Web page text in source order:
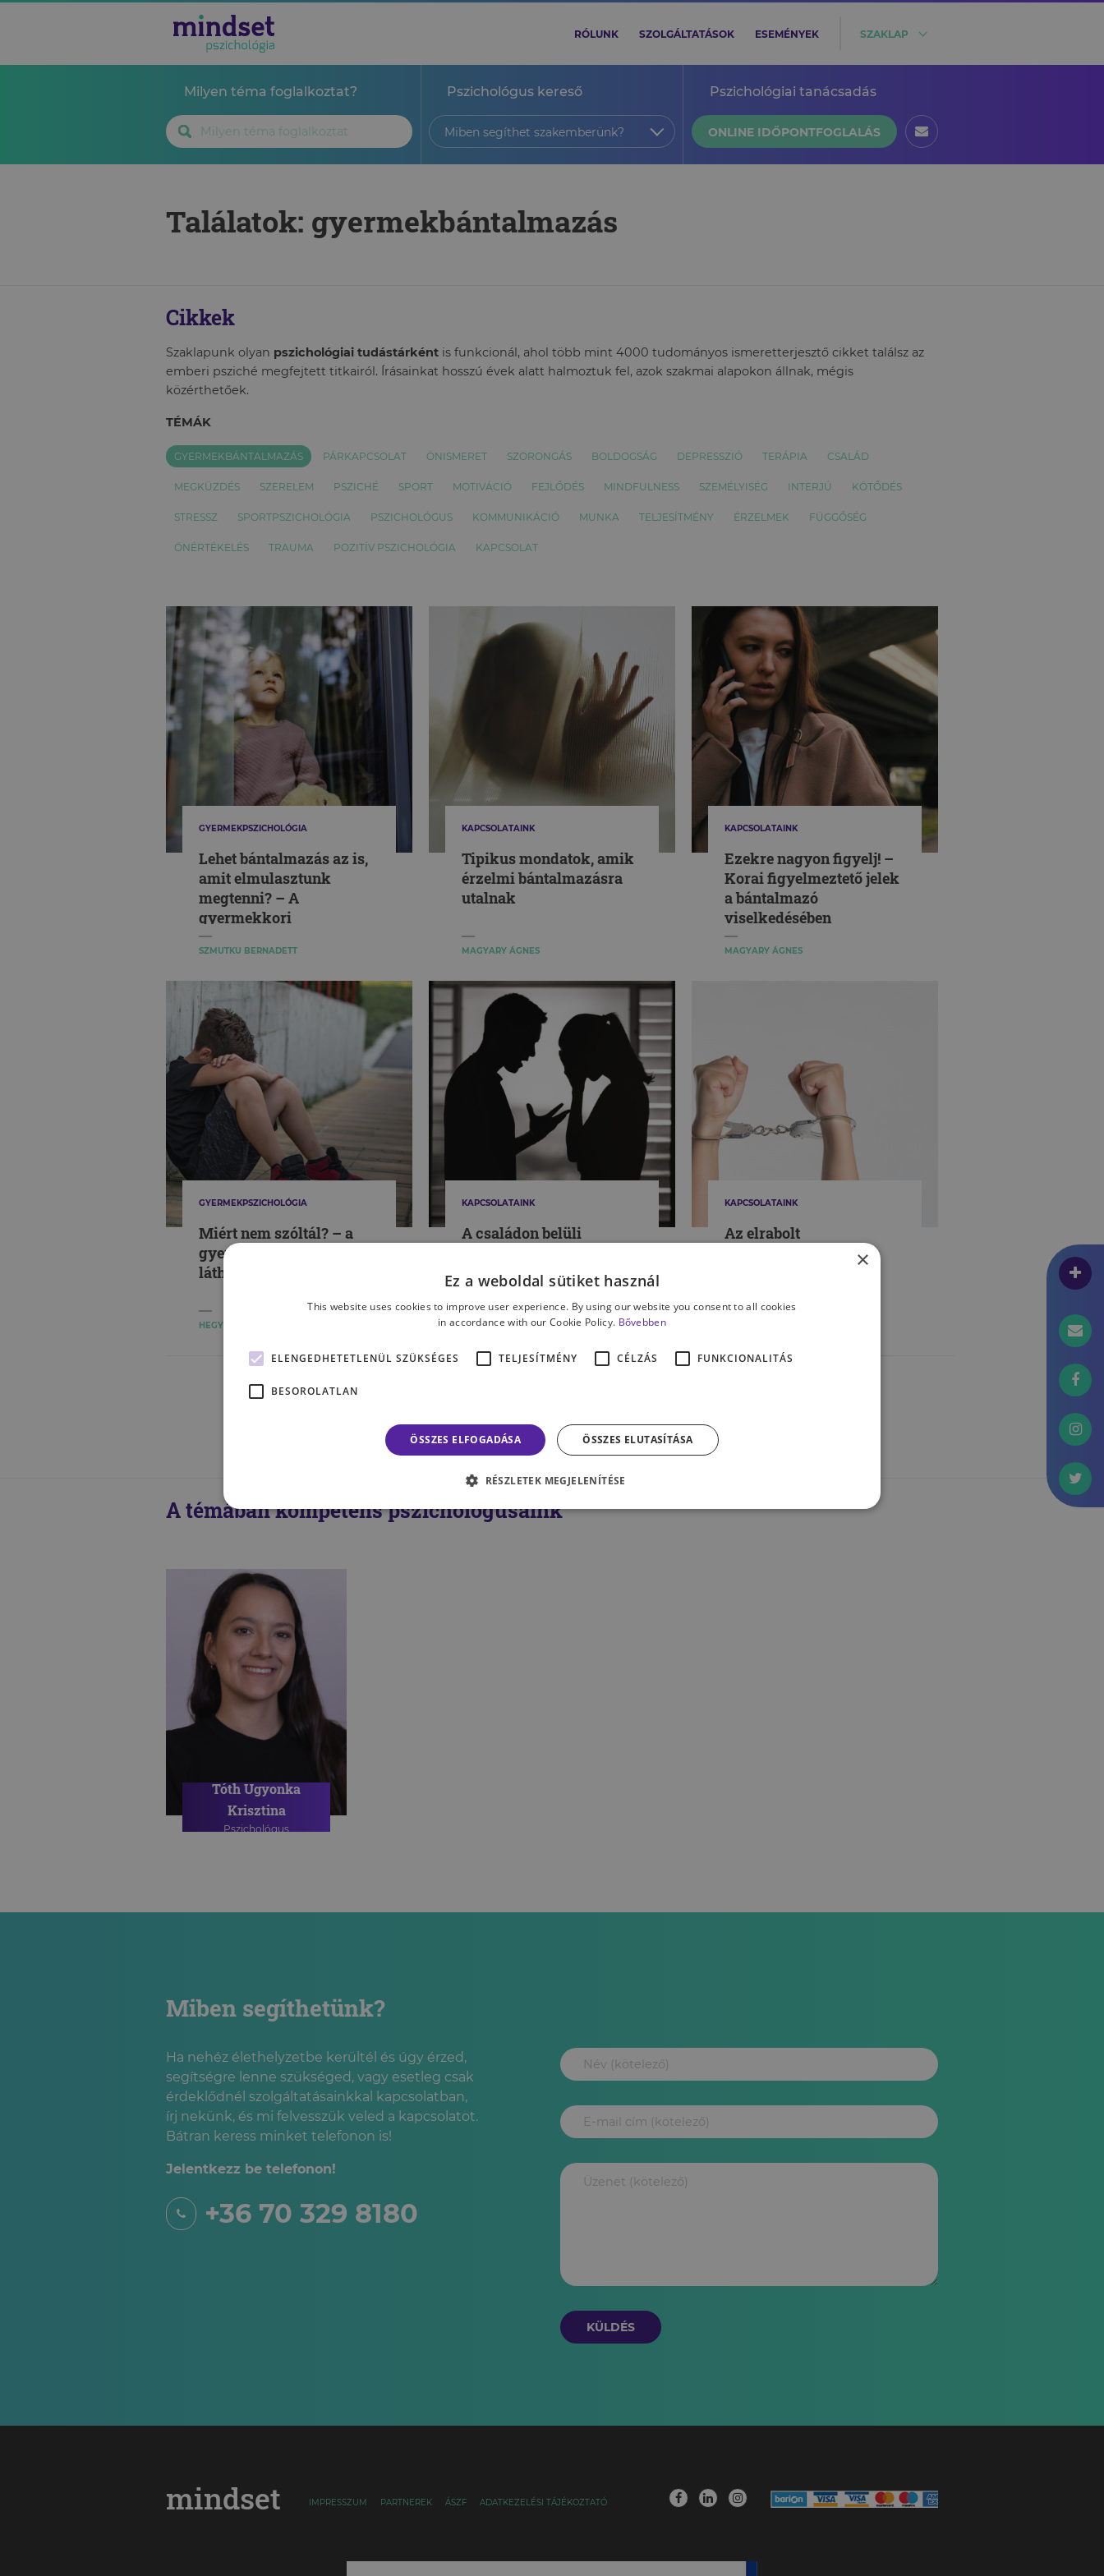
RÓLUNK SZOLGÁLTATÁSOK ESEMÉNYEK SZAKLAP
Milyen téma foglalkoztat? Pszichológus kereső
Miben segíthet szakemberünk?
Pszichológiai tanácsadás
ONLINE IDŐPONTFOGLALÁS
Találatok: gyermekbántalmazás
Cikkek
Szaklapunk olyan pszichológiai tudástárként is funkcionál, ahol több mint 4000 tudományos ismeretterjesztő cikket találsz az
emberi psziché megfejtett titkairól. Írásainkat hosszú évek alatt halmoztuk fel, azok szakmai alapokon állnak, mégis
közérthetőek.
TÉMÁK
GYERMEKBÁNTALMAZÁS PÁRKAPCSOLAT ÖNISMERET SZORONGÁS BOLDOGSÁG DEPRESSZIÓ TERÁPIA CSALÁD
MEGKÜZDÉS SZERELEM PSZICHÉ SPORT MOTIVÁCIÓ FEJLŐDÉS MINDFULNESS SZEMÉLYISÉG INTERJÚ KÖTŐDÉS
STRESSZ SPORTPSZICHOLÓGIA PSZICHOLÓGUS KOMMUNIKÁCIÓ MUNKA TELJESÍTMÉNY ÉRZELMEK FÜGGŐSÉG
ÖNÉRTÉKELÉS TRAUMA POZITÍV PSZICHOLÓGIA KAPCSOLAT
GYERMEKPSZICHOLÓGIA
Lehet bántalmazás az is,
amit elmulasztunk
megtenni? – A
gyermekkori
elhanyagoltságról
SZMUTKU BERNADETT
KAPCSOLATAINK
Tipikus mondatok, amik
érzelmi bántalmazásra
utalnak
MAGYARY ÁGNES
KAPCSOLATAINK
Ezekre nagyon figyelj! –
Korai figyelmeztető jelek
a bántalmazó
viselkedésében
MAGYARY ÁGNES
GYERMEKPSZICHOLÓGIA
Miért nem szóltál? – a
gyermekbántalmazás
láthatatlansága
HEGYI ZSUZSANNA VIRÁG
KAPCSOLATAINK
A családon belüli
még mindig láthatatlan
KOZMA ÁGNES
KAPCSOLATAINK
Az elrabolt
gyermekkorról – Az
A témában kompetens pszichológusaink
Tóth Ugyonka
Krisztina
Pszichológus
Miben segíthetünk?
Ha nehéz élethelyzetbe kerültél és úgy érzed,
segítségre lenne szükséged, vagy esetleg csak
érdeklődnél szolgáltatásainkkal kapcsolatban,
írj nekünk, és mi felvesszük veled a kapcsolatot.
Bátran keress minket telefonon is!
Jelentkezz be telefonon!
+36 70 329 8180
KÜLDÉS
mindset IMPRESSZUM PARTNEREK ÁSZF ADATKEZELÉSI TÁJÉKOZTATÓ
×
Ez a weboldal sütiket használ
This website uses cookies to improve user experience. By using our website you consent to all cookies
in accordance with our Cookie Policy. Bővebben
ELENGEDHETETLENÜL SZÜKSÉGES TELJESÍTMÉNY CÉLZÁS FUNKCIONALITÁS
BESOROLATLAN
ÖSSZES ELFOGADÁSA ÖSSZES ELUTASÍTÁSA
RÉSZLETEK MEGJELENÍTÉSE